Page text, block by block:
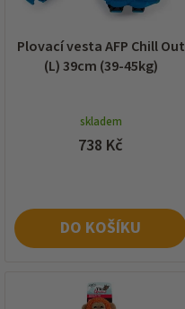
Plovací vesta AFP Chill Out
(L) 39cm (39-45kg)
skladem
738 Kč
DO KOŠÍKU